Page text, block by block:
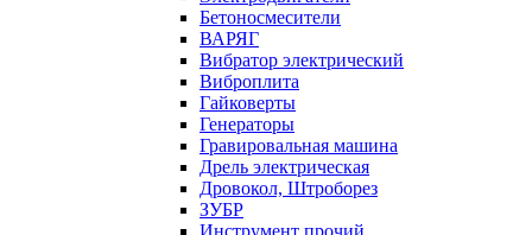
Бетоносмесители
ВАРЯГ
Вибратор электрический
Виброплита
Гайковерты
Генераторы
Гравировальная машина
Дрель электрическая
Дровокол, Штроборез
ЗУБР
Инструмент прочий